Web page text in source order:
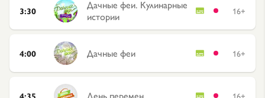
3:30
Дачные феи. Кулинарные
истории
16+
4:00 Дачные феи 16+
4:35 16+